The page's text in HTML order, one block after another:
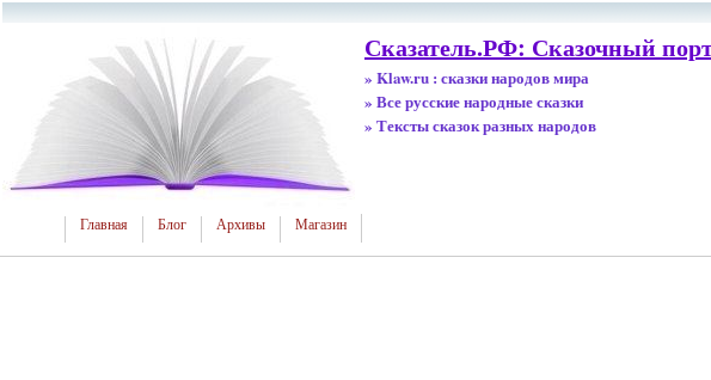
Сказатель.РФ: Сказочный
» Klaw.ru : сказки народов мира
» Все русские народные сказки
» Тексты сказок разных народов
Главная Блог Архивы Магазин